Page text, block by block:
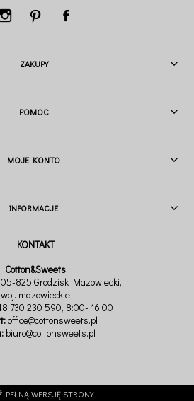
ZAKUPY
POMOC
MOJE KONTO
INFORMACJE
Cotton&Sweets
825 Grodzisk Mazowiecki,
woj. mazowieckie
730 230 590, 8:00- 16:00
office@cottonsweets.pl
biuro@cottonsweets.pl
PEŁNĄ WERSJĘ STRONY